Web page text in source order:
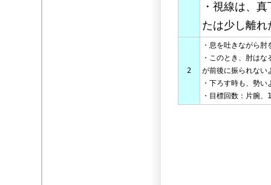
・視線は、
たは少し離
2
・息を吐きながら
・このとき、肘は
が前後に振られない
・下ろす時も、勢
・目標回数：片腕